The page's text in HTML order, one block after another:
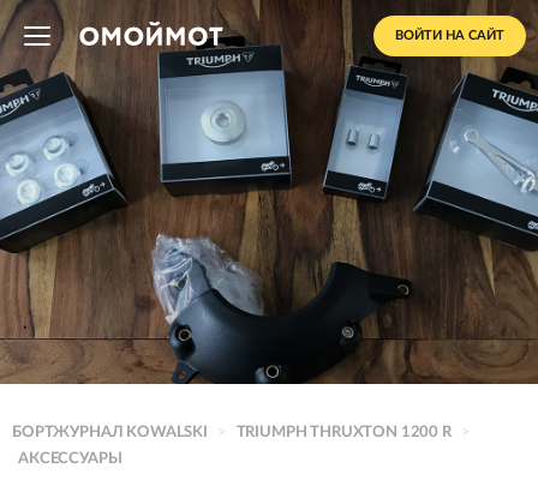
ВОЙТИ НА САЙТ
БОРТЖУРНАЛ KOWALSKI > TRIUMPH THRUXTON 1200 R
>
АКСЕССУАРЫ